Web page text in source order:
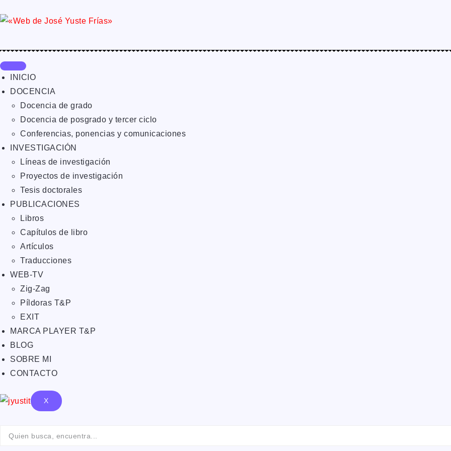
INICIO
DOCENCIA
Docencia de grado
Docencia de posgrado y tercer ciclo
Conferencias, ponencias y comunicaciones
INVESTIGACIÓN
Líneas de investigación
Proyectos de investigación
Tesis doctorales
PUBLICACIONES
Libros
Capítulos de libro
Artículos
Traducciones
WEB-TV
Zig-Zag
Píldoras T&P
EXIT
MARCA PLAYER T&P
BLOG
SOBRE MI
CONTACTO
X